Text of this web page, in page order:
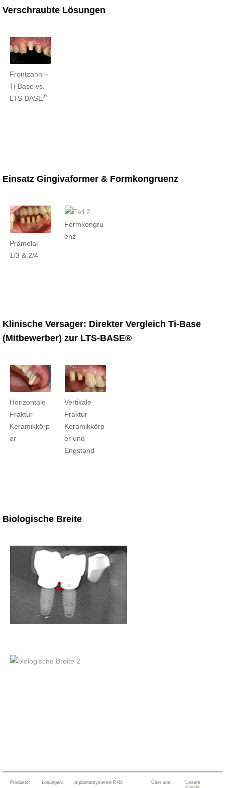
Verschraubte Lösungen
Frontzahn –
Ti-Base vs.
LTS-BASE®
Einsatz Gingivaformer & Formkongruenz
Prämolar
1/3 & 2/4
Formkongru
enz
Klinische Versager: Direkter Vergleich Ti-Base
(Mitbewerber) zur LTS-BASE®
Horizontale
Fraktur
Keramikkörp
er
Vertikale
Fraktur
Keramikkörp
er und
Engstand
Biologische Breite
Produkte:
Lösungen:
Implantatsysteme: R+D:
Über uns:
Unsere